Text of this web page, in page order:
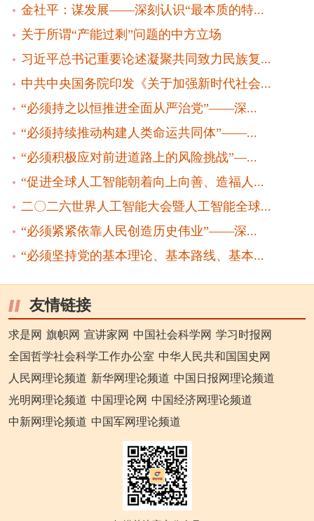
金社平：谋发展——深刻认识“最本质的特...
关于所谓“产能过剩”问题的中方立场
习近平总书记重要论述凝聚共同致力民族复...
中共中央国务院印发《关于加强新时代社会...
“必须持之以恒推进全面从严治党”——深...
“必须持续推动构建人类命运共同体”——...
“必须积极应对前进道路上的风险挑战”—...
“促进全球人工智能朝着向上向善、造福人...
二〇二六世界人工智能大会暨人工智能全球...
“必须紧紧依靠人民创造历史伟业”——深...
“必须坚持党的基本理论、基本路线、基本...
友情链接
求是网 旗帜网 宣讲家网 中国社会科学网 学习时报网
全国哲学社会科学工作办公室 中华人民共和国国史网
人民网理论频道 新华网理论频道 中国日报网理论频道
光明网理论频道 中国理论网 中国经济网理论频道
中新网理论频道 中国军网理论频道